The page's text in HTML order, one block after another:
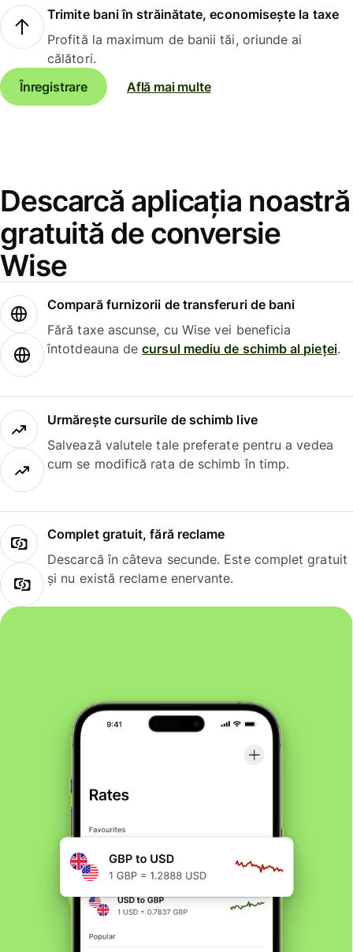
Trimite bani în străinătate, economisește la taxe
Profită la maximum de banii tăi, oriunde ai
călători.
Înregistrare
Află mai multe
Descarcă aplicația noastră
gratuită de conversie
Wise
Compară furnizorii de transferuri de bani
Fără taxe ascunse, cu Wise vei beneficia
întotdeauna decursul mediu de schimb al pieței.
Urmărește cursurile de schimb live
Salvează valutele tale preferate pentru a vedea
cum se modifică rata de schimb în timp.
Complet gratuit, fără reclame
Descarcă în câteva secunde. Este complet gratuit
și nu există reclame enervante.